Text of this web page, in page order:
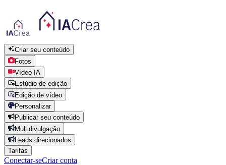
Criar seu conteúdo
Fotos
Vídeo IA
Estúdio de edição
Edição de vídeo
Personalizar
Publicar seu conteúdo
Multidivulgação
Leads direcionados
Tarifas
Conectar-seCriar conta